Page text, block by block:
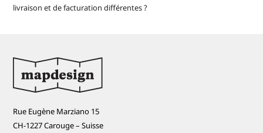
livraison et de facturation différentes ?
Rue Eugène Marziano 15
CH-1227 Carouge – Suisse